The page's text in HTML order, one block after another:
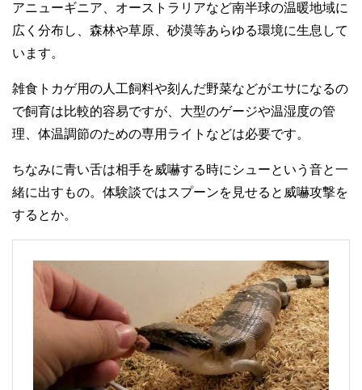
アニューギニア、オーストラリアなど南半球の温暖地域に
広く分布し、森林や草原、砂漠等あらゆる環境に生息して
います。
雑食トカゲ用の人工飼料や刻んだ野菜などがエサになるの
で飼育は比較的容易ですが、大型のゲージや温湿度の管
理、体温調節のための専用ライトなどは必要です。
ちなみに青い舌は相手を威嚇する時にシューという音と一
緒に出すもの。体験談ではスプーンを見せると威嚇攻撃を
するとか。